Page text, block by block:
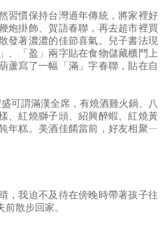
習慣保持台灣過年傳統，將家裡好
炮掛飾、賀語春聯，再去超市裡買
發著濃濃的佳節喜氣。兒子書法現
、「盈」兩字貼在食物儲藏櫃門上
蘆寫了一幅「滿」字春聯，貼在自
可謂滿漢全席，有燒酒雞火鍋、八
、紅燒獅子頭、紹興醉蝦、紅燒黃
年糕。美酒佳餚當前，好友相聚ㄧ
，我迫不及待在傍晚時帶著孩子往
散步回家。